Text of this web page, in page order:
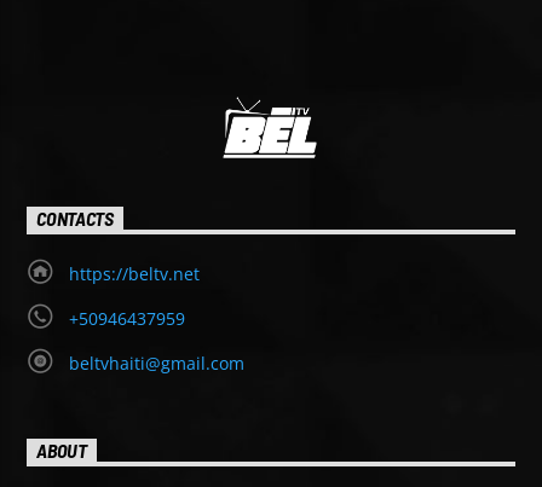
CONTACTS
https://beltv.net
+50946437959
beltvhaiti@gmail.com
ABOUT